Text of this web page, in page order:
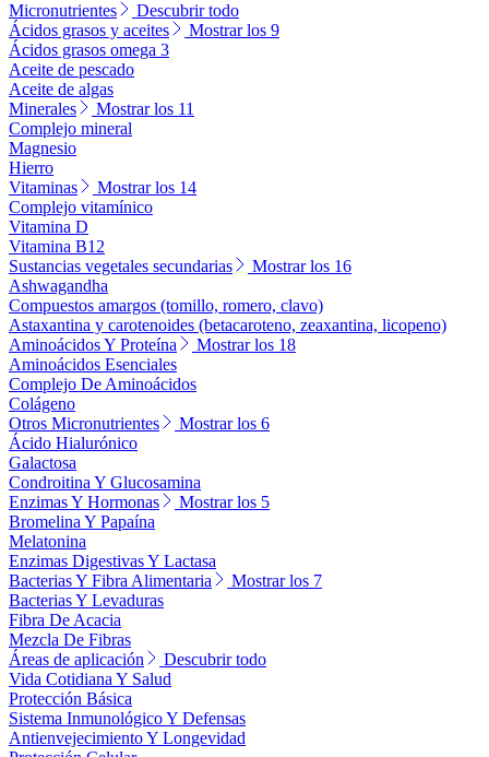
Micronutrientes
Descubrir todo
Ácidos grasos y aceites
Mostrar los 9
Ácidos grasos omega 3
Aceite de pescado
Aceite de algas
Minerales
Mostrar los 11
Complejo mineral
Magnesio
Hierro
Vitaminas
Mostrar los 14
Complejo vitamínico
Vitamina D
Vitamina B12
Sustancias vegetales secundarias
Mostrar los 16
Ashwagandha
Compuestos amargos (tomillo, romero, clavo)
Astaxantina y carotenoides (betacaroteno, zeaxantina, licopeno)
Aminoácidos Y Proteína
Mostrar los 18
Aminoácidos Esenciales
Complejo De Aminoácidos
Colágeno
Otros Micronutrientes
Mostrar los 6
Ácido Hialurónico
Galactosa
Condroitina Y Glucosamina
Enzimas Y Hormonas
Mostrar los 5
Bromelina Y Papaína
Melatonina
Enzimas Digestivas Y Lactasa
Bacterias Y Fibra Alimentaria
Mostrar los 7
Bacterias Y Levaduras
Fibra De Acacia
Mezcla De Fibras
Áreas de aplicación
Descubrir todo
Vida Cotidiana Y Salud
Protección Básica
Sistema Inmunológico Y Defensas
Antienvejecimiento Y Longevidad